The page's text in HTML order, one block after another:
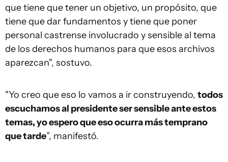
que tiene que tener un objetivo, un propósito, que
tiene que dar fundamentos y tiene que poner
personal castrense involucrado y sensible al tema
de los derechos humanos para que esos archivos
aparezcan", sostuvo.
"Yo creo que eso lo vamos a ir construyendo, todos
escuchamos al presidente ser sensible ante estos
temas, yo espero que eso ocurra más temprano
que tarde”, manifestó.